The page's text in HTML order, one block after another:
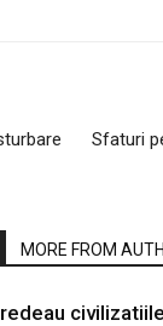
Sfaturi
MORE FROM